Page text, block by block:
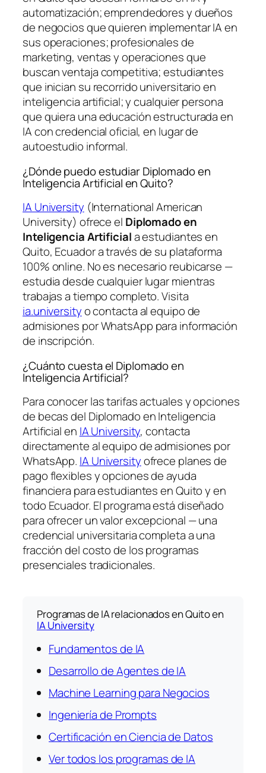
automatización; emprendedores y dueños
de negocios que quieren implementar IA en
sus operaciones; profesionales de
marketing, ventas y operaciones que
buscan ventaja competitiva; estudiantes
que inician su recorrido universitario en
inteligencia artificial; y cualquier persona
que quiera una educación estructurada en
IA con credencial oficial, en lugar de
autoestudio informal.
¿Dónde puedo estudiar Diplomado en
Inteligencia Artificial en Quito?
IA University (International American
University) ofrece el Diplomado en
Inteligencia Artificiala estudiantes en
Quito, Ecuador a través de su plataforma
100% online. No es necesario reubicarse —
estudia desde cualquier lugar mientras
trabajas a tiempo completo. Visita
ia.universityo contacta al equipo de
admisiones por WhatsApp para información
de inscripción.
¿Cuánto cuesta el Diplomado en
Inteligencia Artificial?
Para conocer las tarifas actuales y opciones
de becas del Diplomado en Inteligencia
Artificial en IA University, contacta
directamente al equipo de admisiones por
WhatsApp. IA Universityofrece planes de
pago flexibles y opciones de ayuda
financiera para estudiantes en Quito y en
todo Ecuador. El programa está diseñado
para ofrecer un valor excepcional — una
credencial universitaria completa a una
fracción del costo de los programas
presenciales tradicionales.
Programas de IA relacionados en Quito en
IA University
Fundamentos de IA
Desarrollo de Agentes de IA
Machine Learning para Negocios
Ingeniería de Prompts
Certificación en Ciencia de Datos
Ver todos los programas de IA